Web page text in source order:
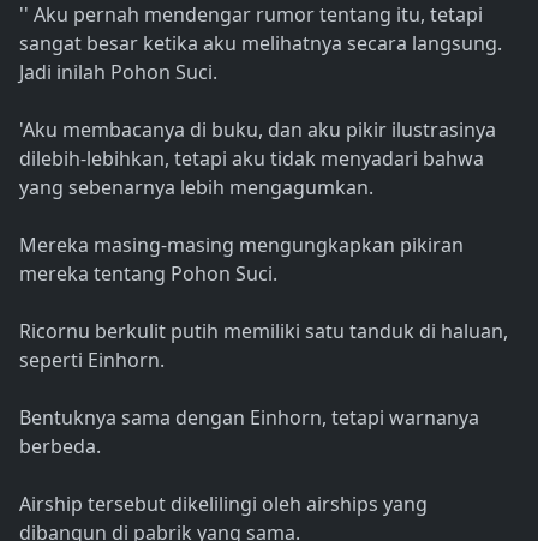
'' Aku pernah mendengar rumor tentang itu, tetapi
sangat besar ketika aku melihatnya secara langsung.
Jadi inilah Pohon Suci.
'Aku membacanya di buku, dan aku pikir ilustrasinya
dilebih-lebihkan, tetapi aku tidak menyadari bahwa
yang sebenarnya lebih mengagumkan.
Mereka masing-masing mengungkapkan pikiran
mereka tentang Pohon Suci.
Ricornu berkulit putih memiliki satu tanduk di haluan,
seperti Einhorn.
Bentuknya sama dengan Einhorn, tetapi warnanya
berbeda.
Airship tersebut dikelilingi oleh airships yang
dibangun di pabrik yang sama.